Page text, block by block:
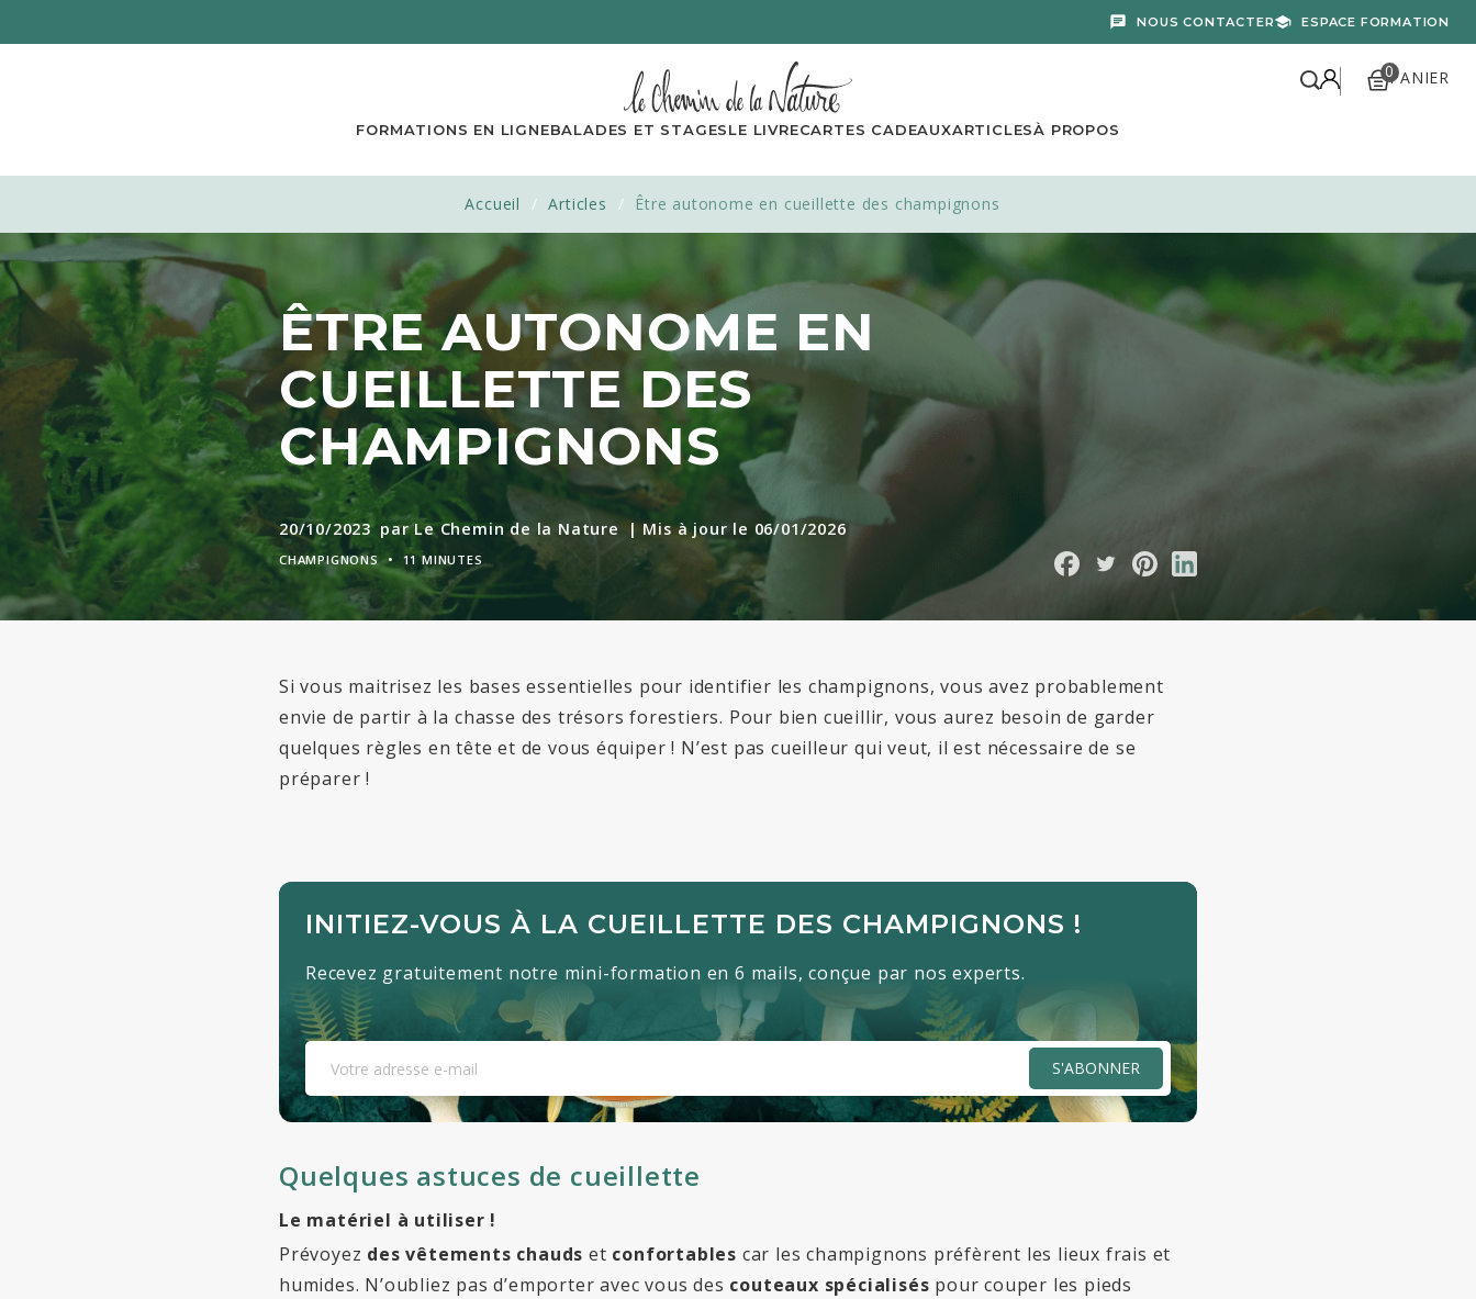
NOUS CONTACTER ESPACE FORMATION
FORMATIONS EN LIGNEBALADES ET STAGESLE LIVRECARTES CADEAUXARTICLESÀ PROPOS
PANIER
0
Accueil Articles Être autonome en cueillette des champignons
ÊTRE AUTONOME EN
CUEILLETTE DES
CHAMPIGNONS
20/10/2023 par Le Chemin de la Nature | Mis à jour le 06/01/2026
CHAMPIGNONS • 11 MINUTES
Si vous maitrisez les bases essentielles pour identifier les champignons, vous avez probablement
envie de partir à la chasse des trésors forestiers. Pour bien cueillir, vous aurez besoin de garder
quelques règles en tête et de vous équiper ! N’est pas cueilleur qui veut, il est nécessaire de se
préparer !
INITIEZ-VOUS À LA CUEILLETTE DES CHAMPIGNONS !
Recevez gratuitement notre mini-formation en 6 mails, conçue par nos experts.
S'ABONNER
Quelques astuces de cueillette
Le matériel à utiliser !
Prévoyez des vêtements chauds et confortables car les champignons préfèrent les lieux frais et
humides. N’oubliez pas d’emporter avec vous des couteaux spécialisés pour couper les pieds